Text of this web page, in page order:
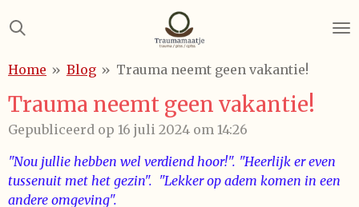
direct
de
hoofdinhoud
Home » Blog » Trauma neemt geen vakantie!
Trauma neemt geen vakantie!
Gepubliceerd op 16 juli 2024 om 14:26
"Nou jullie hebben wel verdiend hoor!". "Heerlijk er even
tussenuit met het gezin". "Lekker op adem komen in een
andere omgeving".